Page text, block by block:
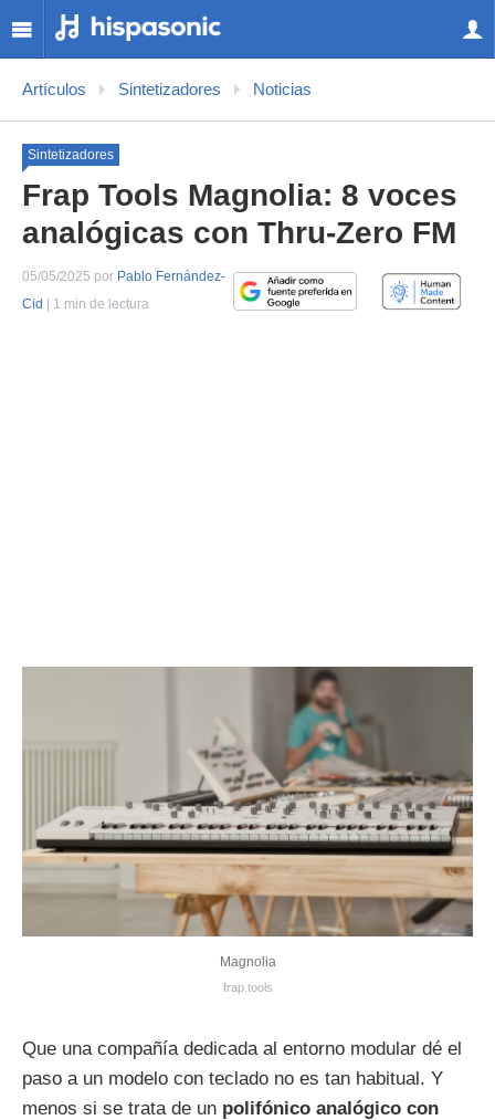
Artículos Sintetizadores Noticias
Sintetizadores
Frap Tools Magnolia: 8 voces
analógicas con Thru-Zero FM
05/05/2025 por Pablo Fernández-
Cid
| 1 min de lectura
Magnolia
frap.tools
Que una compañía dedicada al entorno modular dé el
paso a un modelo con teclado no es tan habitual. Y
menos si se trata de un polifónico analógico con